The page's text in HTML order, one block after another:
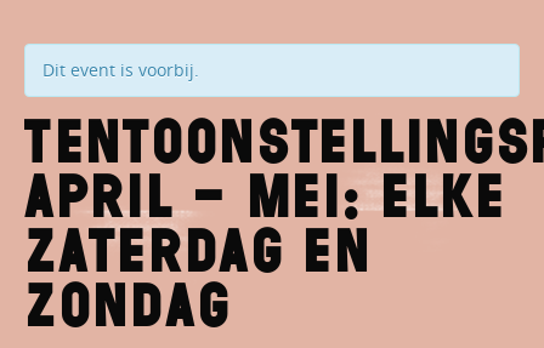
Dit event is voorbij.
april – mei: elke
zaterdag en
zondag